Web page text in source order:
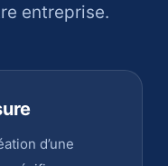
entreprise.
d’une